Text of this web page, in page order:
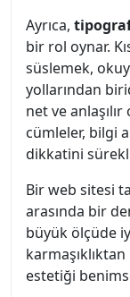
Ayrıca,
bir rol oynar.
süslemek,
yollarından
net ve anlaşılır
cümleler, bilgi
dikkatini
Bir web sitesi
arasında bir
büyük ölçüde
estetiği